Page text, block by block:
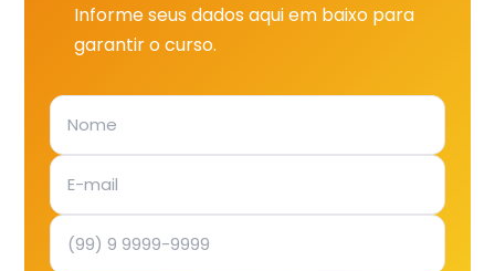
Informe seus dados aqui em baixo para
garantir o curso.